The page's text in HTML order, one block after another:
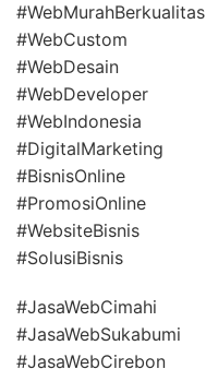
#WebMurahBerkualitas
#WebCustom
#WebDesain
#WebDeveloper
#WebIndonesia
#DigitalMarketing
#BisnisOnline
#PromosiOnline
#WebsiteBisnis
#SolusiBisnis
#JasaWebCimahi
#JasaWebSukabumi
#JasaWebCirebon